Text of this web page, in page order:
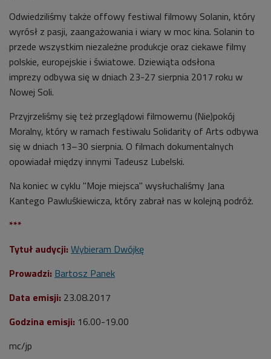
Odwiedziliśmy także offowy festiwal filmowy Solanin, który
wyrósł z pasji, zaangażowania i wiary w moc kina. Solanin to
przede wszystkim niezależne produkcje oraz ciekawe filmy
polskie, europejskie i światowe. Dziewiąta odsłona
imprezy odbywa się w dniach 23-27 sierpnia 2017 roku w
Nowej Soli.
Przyjrzeliśmy się też przeglądowi filmowemu (Nie)pokój
Moralny, który w ramach festiwalu Solidarity of Arts odbywa
się w dniach 13–30 sierpnia. O filmach dokumentalnych
opowiadał między innymi Tadeusz Lubelski.
Na koniec w cyklu "Moje miejsca" wysłuchaliśmy Jana
Kantego Pawluśkiewicza, który zabrał nas w kolejną podróż.
***
Tytuł audycji: Wybieram Dwójkę
Prowadzi: Bartosz Panek
Data emisji: 23.08.2017
Godzina emisji: 16.00-19.00
mc/jp